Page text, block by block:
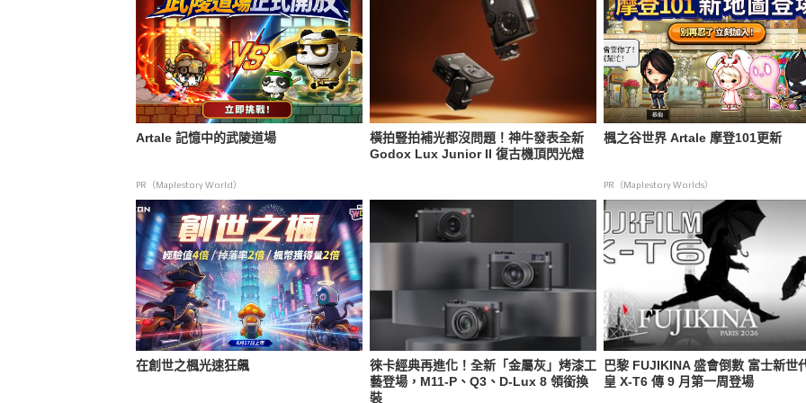
Artale 記憶中的武陵道場
PR（Maplestory World）
橫拍豎拍補光都沒問題！神牛發表全新
Godox Lux Junior II 復古機頂閃光燈
楓之谷世界 Artale 摩登101更新
PR（Maplestory Worlds）
在創世之楓光速狂飆
徠卡經典再進化！全新「金屬灰」烤漆工
藝登場，M11-P、Q3、D-Lux 8 領銜換
裝
巴黎 FUJIKINA 盛會倒數 富士新世
皇 X-T6 傳 9 月第一周登場